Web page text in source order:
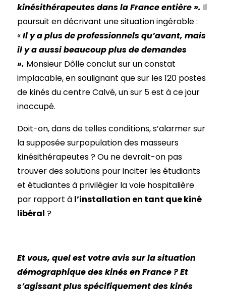
kinésithérapeutes dans la France entière ». Il
poursuit en décrivant une situation ingérable :
«Il y a plus de professionnels qu’avant, mais
il y a aussi beaucoup plus de demandes
». Monsieur Dôlle conclut sur un constat
implacable, en soulignant que sur les 120 postes
de kinés du centre Calvé, un sur 5 est à ce jour
inoccupé.
Doit-on, dans de telles conditions, s’alarmer sur
la supposée surpopulation des masseurs
kinésithérapeutes ? Ou ne devrait-on pas
trouver des solutions pour inciter les étudiants
et étudiantes à privilégier la voie hospitalière
par rapport à l’installation en tant que kiné
libéral ?
Et vous, quel est votre avis sur la situation
démographique des kinés en France ? Et
s’agissant plus spécifiquement des kinés